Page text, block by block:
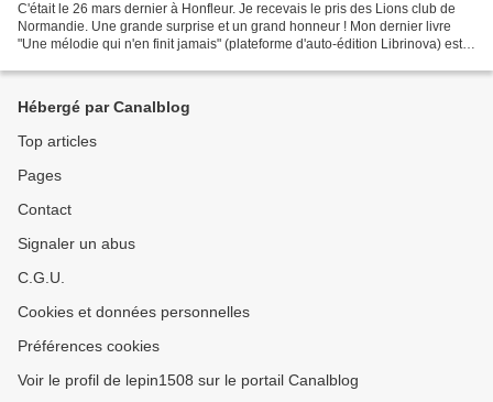
C'était le 26 mars dernier à Honfleur. Je recevais le pris des Lions club de
Normandie. Une grande surprise et un grand honneur ! Mon dernier livre
"Une mélodie qui n'en finit jamais" (plateforme d'auto-édition Librinova) est
Hébergé par Canalblog
Top articles
Pages
Contact
Signaler un abus
C.G.U.
Cookies et données personnelles
Préférences cookies
Voir le profil de lepin1508 sur le portail Canalblog